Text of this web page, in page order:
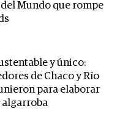
Mundo que rompe
y único:
de Chaco y Río
para elaborar
algarroba